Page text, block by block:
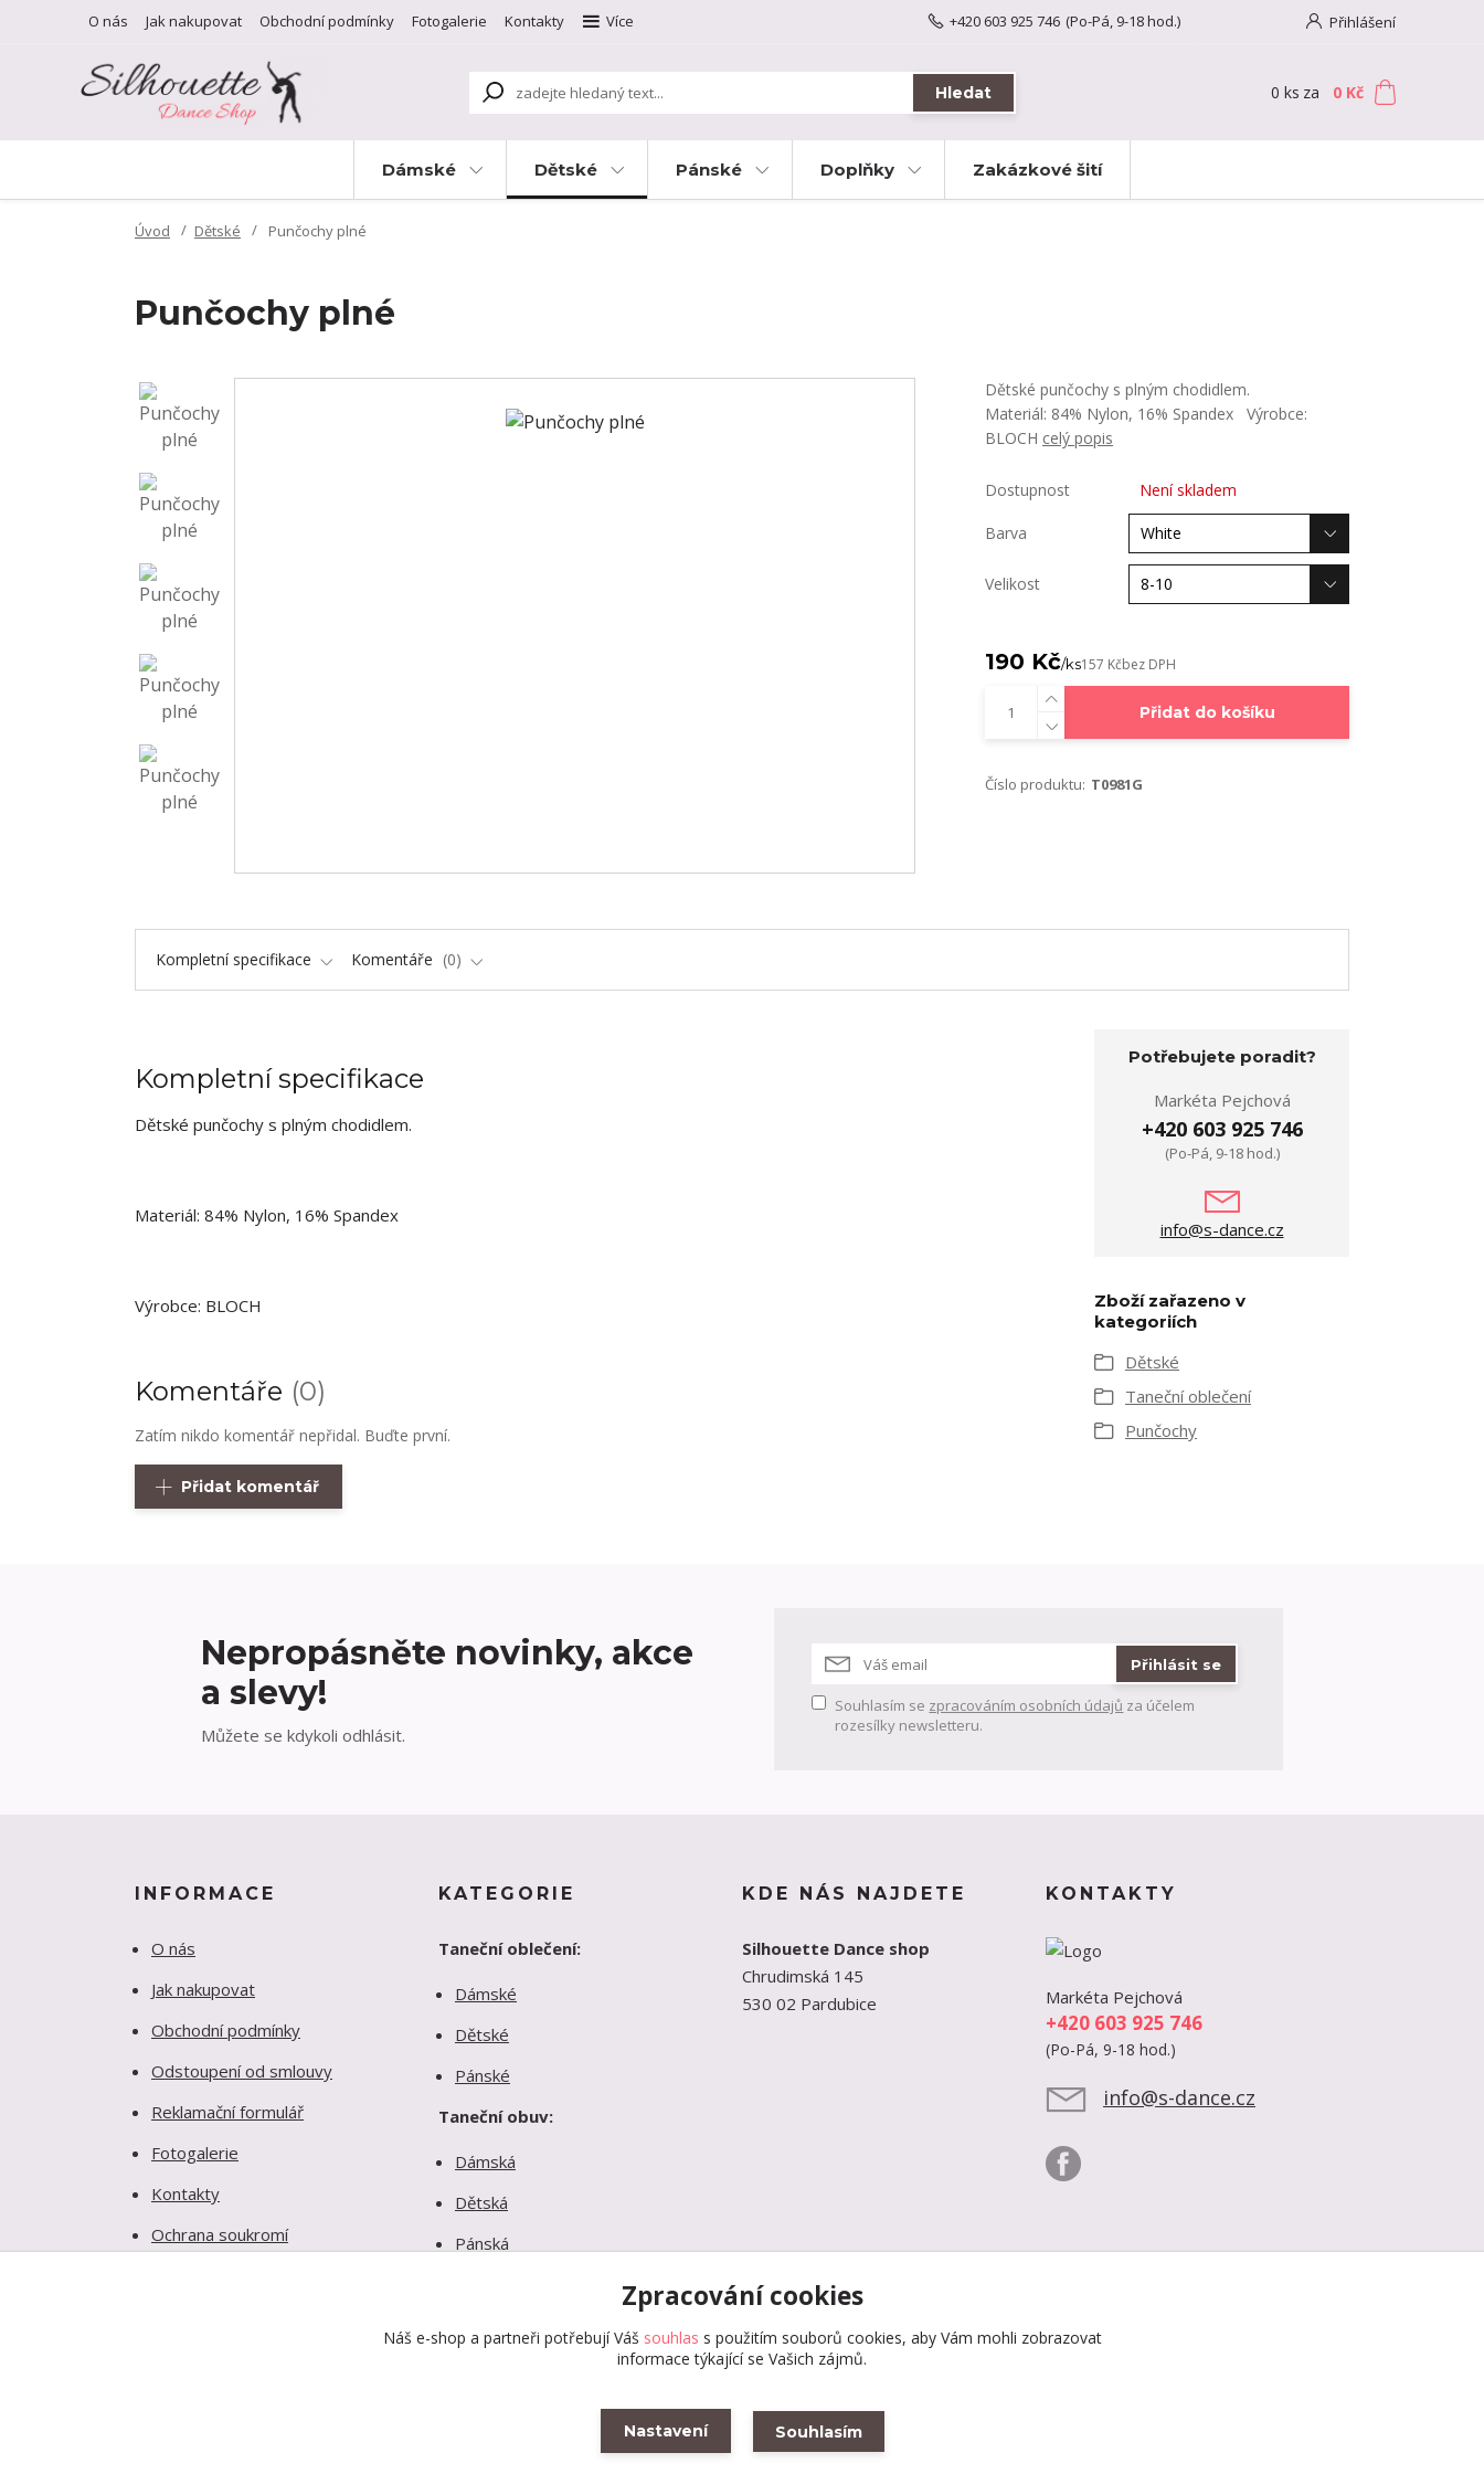
O nás Jak nakupovat Obchodní podmínky Fotogalerie Kontakty Více Přihlášení
Hledat
+420 603 925 746 (Po-Pá, 9-18 hod.)
0 ks za 0 Kč
Dámské Dětské Pánské Doplňky Zakázkové šití
Úvod Dětské Punčochy plné
Punčochy plné
Dětské punčochy s plným chodidlem.
Materiál: 84% Nylon, 16% Spandex Výrobce:
BLOCH celý popis
Dostupnost Není skladem
Barva
Velikost
190 Kč/ks157 Kčbez DPH
Přidat do košíku
Číslo produktu: T0981G
Kompletní specifikace Komentáře 0
Kompletní specifikace
Dětské punčochy s plným chodidlem.
Materiál: 84% Nylon, 16% Spandex
Výrobce: BLOCH
Komentáře 0
Zatím nikdo komentář nepřidal. Buďte první.
Přidat komentář
Potřebujete poradit?
Markéta Pejchová
+420 603 925 746
(Po-Pá, 9-18 hod.)
info@s-dance.cz
Zboží zařazeno v
kategoriích
Dětské
Taneční oblečení
Punčochy
Nepropásněte novinky, akce
a slevy!
Můžete se kdykoli odhlásit.
Přihlásit se
Souhlasím se zpracováním osobních údajů za účelem
rozesílky newsletteru.
INFORMACE
O nás
Jak nakupovat
Obchodní podmínky
Odstoupení od smlouvy
Reklamační formulář
Fotogalerie
Kontakty
Ochrana soukromí
KATEGORIE
Taneční oblečení:
Dámské
Dětské
Pánské
Taneční obuv:
Dámská
Dětská
Pánská
KDE NÁS NAJDETE
Silhouette Dance shop
Chrudimská 145
530 02 Pardubice
KONTAKTY
Markéta Pejchová
+420 603 925 746
(Po-Pá, 9-18 hod.)
info@s-dance.cz
Vytvořeno na Eshop-rychle.cz
Zpracování cookies
Náš e-shop a partneři potřebují Váš souhlas s použitím souborů cookies, aby Vám mohli zobrazovat
informace týkající se Vašich zájmů.
Nastavení Souhlasím